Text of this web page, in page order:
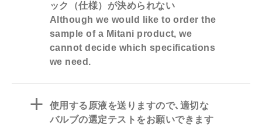
ック（仕様）が決められない
Although we would like to order the
sample of a Mitani product, we
cannot decide which specifications
we need.
a
使用する原液を送りますので､適切な
バルブの選定テストをお願いできます